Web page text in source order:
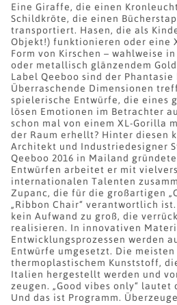
Eine Giraffe, die einen
Schildkröte, die einen
transportiert. Hasen, die als
Objekt!) funktionieren oder eine
Form von Kirschen – wahlweise in
oder metallisch glänzendem
Label Qeeboo sind der
Überraschende Dimensionen
spielerische Entwürfe, die eines
lösen Emotionen im Betrachter
schon mal von einem XL-Gorilla
der Raum erhellt? Hinter diesen
Architekt und Industriedesigner
Qeeboo 2016 in Mailand
Entwürfen arbeitet er mit
internationalen Talenten
Zupanc, die für die großartigen
„Ribbon Chair“ verantwortlich
kein Aufwand zu groß, die
realisieren. In innovativen
Entwicklungsprozessen werden
Entwürfe umgesetzt. Die
thermoplastischem Kunststoff,
Italien hergestellt werden und
zeugen. „Good vibes only“ lautet
Und das ist Programm.